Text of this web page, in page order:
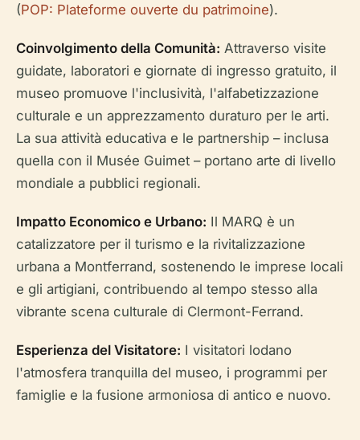
(POP: Plateforme ouverte du patrimoine).
Coinvolgimento della Comunità: Attraverso visite
guidate, laboratori e giornate di ingresso gratuito, il
museo promuove l'inclusività, l'alfabetizzazione
culturale e un apprezzamento duraturo per le arti.
La sua attività educativa e le partnership – inclusa
quella con il Musée Guimet – portano arte di livello
mondiale a pubblici regionali.
Impatto Economico e Urbano: Il MARQ è un
catalizzatore per il turismo e la rivitalizzazione
urbana a Montferrand, sostenendo le imprese locali
e gli artigiani, contribuendo al tempo stesso alla
vibrante scena culturale di Clermont-Ferrand.
Esperienza del Visitatore: I visitatori lodano
l'atmosfera tranquilla del museo, i programmi per
famiglie e la fusione armoniosa di antico e nuovo.